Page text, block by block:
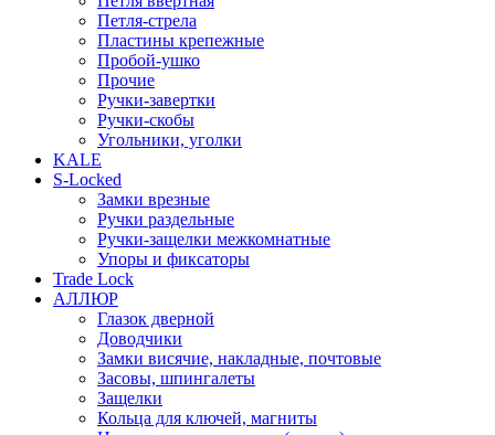
Петля-стрела
Пластины крепежные
Пробой-ушко
Прочие
Ручки-завертки
Ручки-скобы
Угольники, уголки
KALE
S-Locked
Замки врезные
Ручки раздельные
Ручки-защелки межкомнатные
Упоры и фиксаторы
Trade Lock
АЛЛЮР
Глазок дверной
Доводчики
Замки висячие, накладные, почтовые
Засовы, шпингалеты
Защелки
Кольца для ключей, магниты